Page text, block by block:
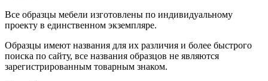
Все образцы мебели изготовлены по индивидуальному
проекту в единственном экземпляре.
Образцы имеют названия для их различия и более быстрого
поиска по сайту, все названия образцов не являются
зарегистрированным товарным знаком.